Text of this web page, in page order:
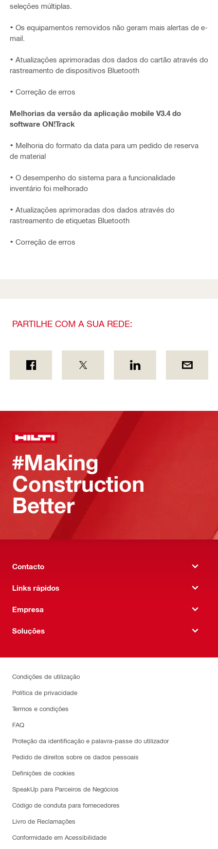
seleções múltiplas.
• Os equipamentos removidos não geram mais alertas de e-
mail.
• Atualizações aprimoradas dos dados do cartão através do
rastreamento de dispositivos Bluetooth
• Correção de erros
Melhorias da versão da aplicação mobile V3.4 do
software ON!Track
• Melhoria do formato da data para um pedido de reserva
de material
• O desempenho do sistema para a funcionalidade
inventário foi melhorado
• Atualizações aprimoradas dos dados através do
rastreamento de etiquetas Bluetooth
• Correção de erros
PARTILHE COM A SUA REDE:
#Making
Construction
Better
Contacto
Links rápidos
Empresa
Soluções
Condições de utilização
Política de privacidade
Termos e condições
FAQ
Proteção da identificação e palavra-passe do utilizador
Pedido de direitos sobre os dados pessoais
Definições de cookies
SpeakUp para Parceiros de Negócios
Código de conduta para fornecedores
Livro de Reclamações
Conformidade em Acessibilidade